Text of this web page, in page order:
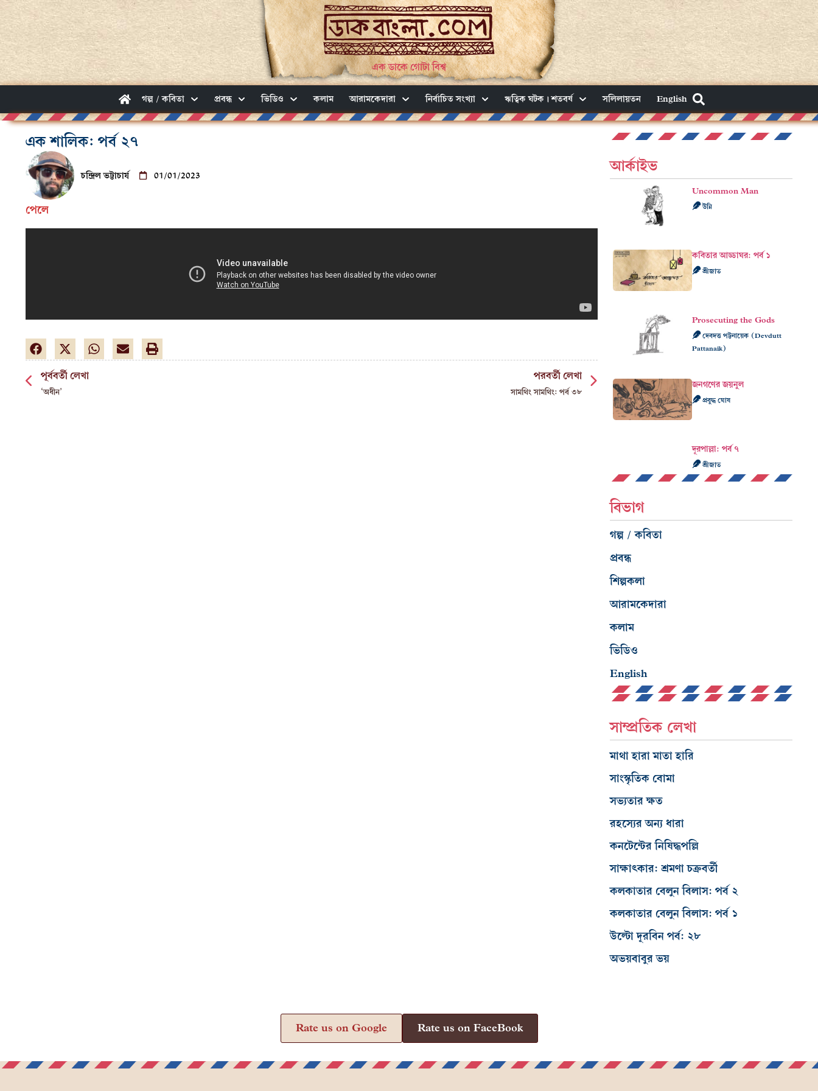
এক ডাকে গোটা বিশ্ব
গল্প / কবিতা প্রবন্ধ ভিডিও কলাম আরামকেদারা নির্বাচিত সংখ্যা ঋত্বিক ঘটক। শতবর্ষ সলিলায়তন English
এক শালিক: পর্ব ২৭
চন্দ্রিল ভট্টাচার্য 01/01/2023
পেলে
পূর্ববর্তী লেখা
‘অধীন’
পরবর্তী লেখা
সামথিং সামথিং: পর্ব ৩৮
আর্কাইভ
Uncommon Man
উন্নি
কবিতার আড্ডাঘর: পর্ব ১
শ্রীজাত
Prosecuting the Gods
দেবদত্ত পট্টনায়েক (Devdutt
Pattanaik)
জনগণের জয়নুল
প্রবুদ্ধ ঘোষ
দূরপাল্লা: পর্ব ৭
শ্রীজাত
বিভাগ
গল্প / কবিতা
প্রবন্ধ
শিল্পকলা
আরামকেদারা
কলাম
ভিডিও
English
সাম্প্রতিক লেখা
মাথা হারা মাতা হারি
সাংস্কৃতিক বোমা
সভ্যতার ক্ষত
রহস্যের অন্য ধারা
কনটেন্টের নিষিদ্ধপল্লি
সাক্ষাৎকার: শ্রমণা চক্রবর্তী
কলকাতার বেলুন বিলাস: পর্ব ২
কলকাতার বেলুন বিলাস: পর্ব ১
উল্টো দূরবিন পর্ব: ২৮
অভয়বাবুর ভয়
Rate us on Google Rate us on FaceBook